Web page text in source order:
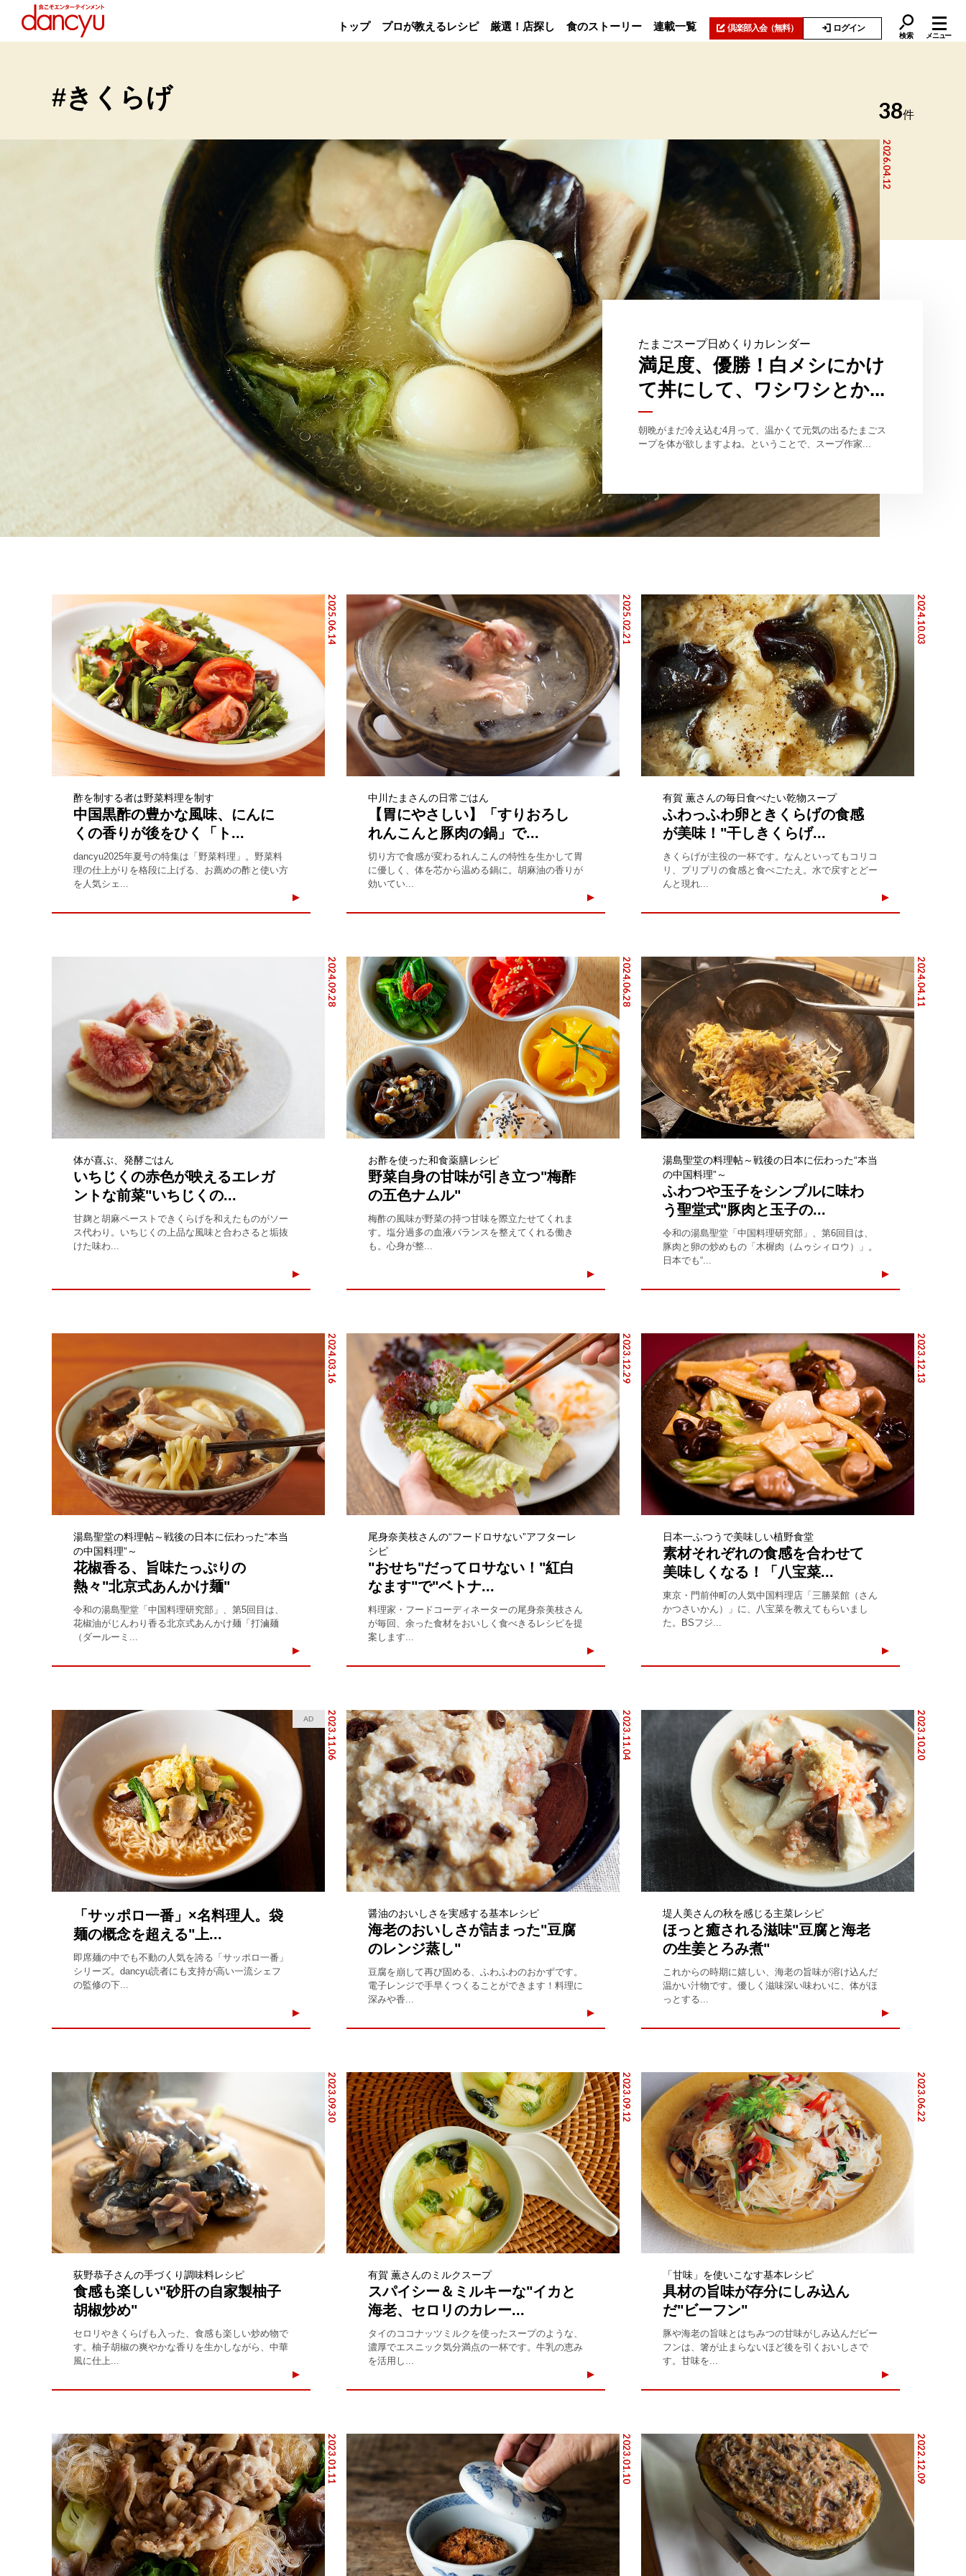
トップ プロが教えるレシピ 厳選！店探し 食のストーリー 連載一覧 倶楽部入会（無料） ログイン
検索 メニュー
#きくらげ 38件
2026.04.12
たまごスープ日めくりカレンダー
満足度、優勝！白メシにかけ
て丼にして、ワシワシとか...
朝晩がまだ冷え込む4月って、温かくて元気の出るたまごス
ープを体が欲しますよね。ということで、スープ作家...
2025.06.14
酢を制する者は野菜料理を制す
中国黒酢の豊かな風味、にんに
くの香りが後をひく「ト...
dancyu2025年夏号の特集は「野菜料理」。野菜料
理の仕上がりを格段に上げる、お薦めの酢と使い方
を人気シェ...
2025.02.21
中川たまさんの日常ごはん
【胃にやさしい】「すりおろし
れんこんと豚肉の鍋」で...
切り方で食感が変わるれんこんの特性を生かして胃
に優しく、体を芯から温める鍋に。胡麻油の香りが
効いてい...
2024.10.03
有賀 薫さんの毎日食べたい乾物スープ
ふわっふわ卵ときくらげの食感
が美味！"干しきくらげ...
きくらげが主役の一杯です。なんといってもコリコ
リ、プリプリの食感と食べごたえ。水で戻すとどー
んと現れ...
2024.09.28
体が喜ぶ、発酵ごはん
いちじくの赤色が映えるエレガ
ントな前菜"いちじくの...
甘麹と胡麻ペーストできくらげを和えたものがソー
ス代わり。いちじくの上品な風味と合わさると垢抜
けた味わ...
2024.06.28
お酢を使った和食薬膳レシピ
野菜自身の甘味が引き立つ"梅酢
の五色ナムル"
梅酢の風味が野菜の持つ甘味を際立たせてくれま
す。塩分過多の血液バランスを整えてくれる働き
も。心身が整...
2024.04.11
湯島聖堂の料理帖～戦後の日本に伝わった“本当
の中国料理”～
ふわつや玉子をシンプルに味わ
う聖堂式"豚肉と玉子の...
令和の湯島聖堂「中国料理研究部」、第6回目は、
豚肉と卵の炒めもの「木樨肉（ムゥシィロウ）」。
日本でも“...
2024.03.16
湯島聖堂の料理帖～戦後の日本に伝わった“本当
の中国料理”～
花椒香る、旨味たっぷりの
熱々"北京式あんかけ麺"
令和の湯島聖堂「中国料理研究部」、第5回目は、
花椒油がじんわり香る北京式あんかけ麺「打滷麺
（ダールーミ...
2023.12.29
尾身奈美枝さんの“フードロサない”アフターレ
シピ
"おせち"だってロサない！"紅白
なます"で"ベトナ...
料理家・フードコーディネーターの尾身奈美枝さん
が毎回、余った食材をおいしく食べきるレシピを提
案します...
2023.12.13
日本一ふつうで美味しい植野食堂
素材それぞれの食感を合わせて
美味しくなる！「八宝菜...
東京・門前仲町の人気中国料理店「三勝菜館（さん
かつさいかん）」に、八宝菜を教えてもらいまし
た。BSフジ...
2023.11.06
AD
「サッポロ一番」×名料理人。袋
麺の概念を超える"上...
即席麺の中でも不動の人気を誇る「サッポロ一番」
シリーズ。dancyu読者にも支持が高い一流シェフ
の監修の下...
2023.11.04
醤油のおいしさを実感する基本レシピ
海老のおいしさが詰まった"豆腐
のレンジ蒸し"
豆腐を崩して再び固める、ふわふわのおかずです。
電子レンジで手早くつくることができます！料理に
深みや香...
2023.10.20
堤人美さんの秋を感じる主菜レシピ
ほっと癒される滋味"豆腐と海老
の生姜とろみ煮"
これからの時期に嬉しい、海老の旨味が溶け込んだ
温かい汁物です。優しく滋味深い味わいに、体がほ
っとする...
2023.09.30
荻野恭子さんの手づくり調味料レシピ
食感も楽しい"砂肝の自家製柚子
胡椒炒め"
セロリやきくらげも入った、食感も楽しい炒め物で
す。柚子胡椒の爽やかな香りを生かしながら、中華
風に仕上...
2023.09.12
有賀 薫さんのミルクスープ
スパイシー＆ミルキーな"イカと
海老、セロリのカレー...
タイのココナッツミルクを使ったスープのような、
濃厚でエスニック気分満点の一杯です。牛乳の恵み
を活用し...
2023.06.22
「甘味」を使いこなす基本レシピ
具材の旨味が存分にしみ込ん
だ"ビーフン"
豚や海老の旨味とはちみつの甘味がしみ込んだビー
フンは、箸が止まらないほど後を引くおいしさで
す。甘味を...
2023.01.11 2023.01.10 2022.12.09